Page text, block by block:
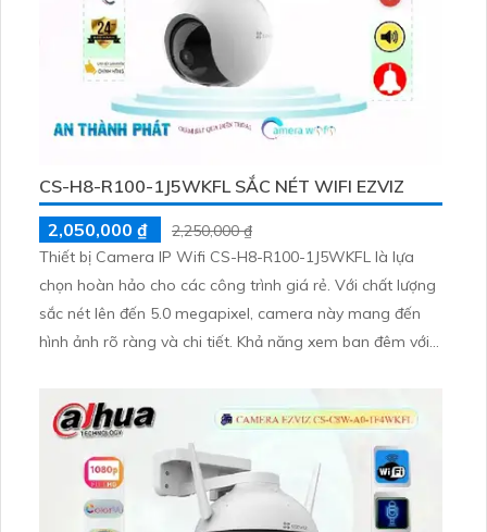
CS-H8-R100-1J5WKFL SẮC NÉT WIFI EZVIZ
2,050,000 ₫
2,250,000 ₫
Thiết bị Camera IP Wifi CS-H8-R100-1J5WKFL là lựa
chọn hoàn hảo cho các công trình giá rẻ. Với chất lượng
sắc nét lên đến 5.0 megapixel, camera này mang đến
hình ảnh rõ ràng và chi tiết. Khả năng xem ban đêm với
không giảm chất lượng